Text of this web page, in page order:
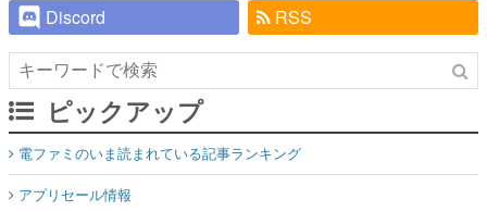
Discord
RSS
ピックアップ
電ファミのいま読まれている記事ランキング
アプリセール情報